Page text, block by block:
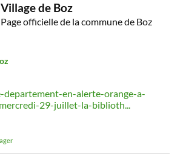
Village de Boz
Page officielle de la commune de Boz
departement-en-alerte-orange-a-
29-juillet-la-biblioth...